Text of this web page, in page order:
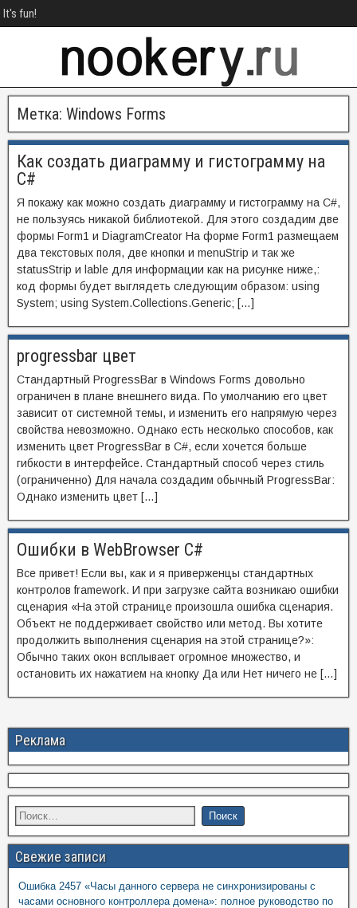
It's fun!
Метка: Windows Forms
Как создать диаграмму и гистограмму на
C#
Я покажу как можно создать диаграмму и гистограмму на C#,
не пользуясь никакой библиотекой. Для этого создадим две
формы Form1 и DiagramCreator На форме Form1 размещаем
два текстовых поля, две кнопки и menuStrip и так же
statusStrip и lable для информации как на рисунке ниже,:
код формы будет выглядеть следующим образом: using
System; using System.Collections.Generic; […]
progressbar цвет
Стандартный ProgressBar в Windows Forms довольно
ограничен в плане внешнего вида. По умолчанию его цвет
зависит от системной темы, и изменить его напрямую через
свойства невозможно. Однако есть несколько способов, как
изменить цвет ProgressBar в C#, если хочется больше
гибкости в интерфейсе. Стандартный способ через стиль
(ограниченно) Для начала создадим обычный ProgressBar:
Однако изменить цвет […]
Ошибки в WebBrowser C#
Все привет! Если вы, как и я приверженцы стандартных
контролов framework. И при загрузке сайта возникаю ошибки
сценария «На этой странице произошла ошибка сценария.
Объект не поддерживает свойство или метод. Вы хотите
продолжить выполнения сценария на этой странице?»:
Обычно таких окон всплывает огромное множество, и
остановить их нажатием на кнопку Да или Нет ничего не […]
Реклама
Свежие записи
Ошибка 2457 «Часы данного сервера не синхронизированы с
часами основного контроллера домена»: полное руководство по